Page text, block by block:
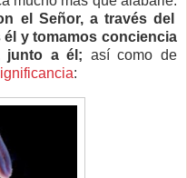
el Señor, a través del
y tomamos conciencia
junto a él; así como de
: